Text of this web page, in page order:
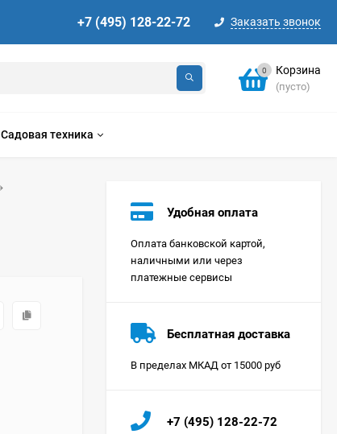
+7 (495) 128-22-72 Заказать звонок
0 Корзина
(пусто)
Садовая техника
Удобная оплата
Оплата банковской картой,
наличными или через
платежные сервисы
Бесплатная доставка
В пределах МКАД от 15000 руб
+7 (495) 128-22-72
Цена по
ORGS2DBHFSS